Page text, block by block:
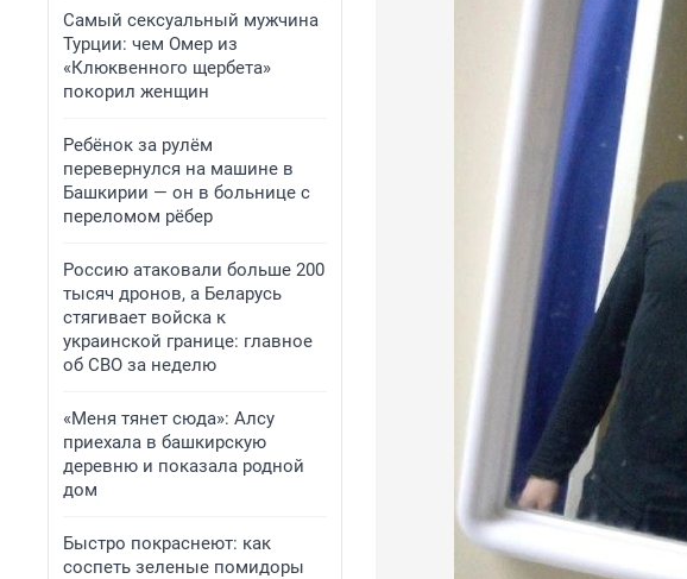
Самый сексуальный мужчина
Турции: чем Омер из
«Клюквенного щербета»
покорил женщин
Ребёнок за рулём
перевернулся на машине в
Башкирии — он в больнице с
переломом рёбер
Россию атаковали больше 200
тысяч дронов, а Беларусь
стягивает войска к
украинской границе: главное
об СВО за неделю
«Меня тянет сюда»: Алсу
приехала в башкирскую
деревню и показала родной
дом
Быстро покраснеют: как
соспеть зеленые помидоры